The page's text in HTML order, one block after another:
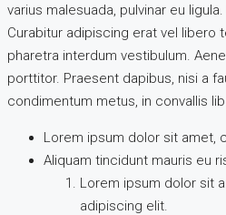
varius malesuada, pulvinar eu
Curabitur adipiscing erat vel libero
pharetra interdum vestibulum.
porttitor. Praesent dapibus, nisi a
condimentum metus, in convallis
Lorem ipsum dolor sit amet,
Aliquam tincidunt mauris eu
Lorem ipsum dolor sit
adipiscing elit.